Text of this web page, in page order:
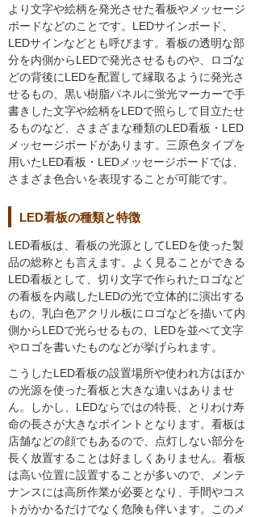
より文字や絵柄を発光させた看板やメッセージ
ボードなどのことです。LEDサインボード、
LEDサインなどとも呼びます。看板の透明な部
分を内側からLEDで発光させるものや、ロゴな
どの背後にLEDを配置して縁取るように発光さ
せるもの、黒い樹脂パネルに蛍光マーカーで手
書きした文字や絵柄をLEDで照らして目立たせ
るものなど、さまざまな種類のLED看板・LED
メッセージボードがあります。三原色タイプを
用いたLED看板・LEDメッセージボードでは、
さまざま色合いを表現することが可能です。
LED看板の種類と特徴
LED看板は、看板の光源としてLEDを使った製
品の総称とも言えます。よく見ることができる
LED看板として、切り文字で作られたロゴなど
の看板を内蔵したLEDの光で立体的に演出する
もの、乳白色アクリル板にロゴなどを描いて内
側からLEDで光らせるもの、LEDを並べて文字
やロゴを書いたものなどが挙げられます。
こうしたLED看板の設置場所や使われ方はほか
の光源を使った看板と大きな違いはありませ
ん。しかし、LEDならではの特長、とりわけ寿
命の長さが大きなポイントとなります。看板は
店舗などの顔でもあるので、点灯しない部分を
長く放置することは好ましくありません。看板
は高い位置に設置することが多いので、メンテ
ナンスには高所作業が必要となり、手間やコス
トがかかるだけでなく危険も伴います。このメ